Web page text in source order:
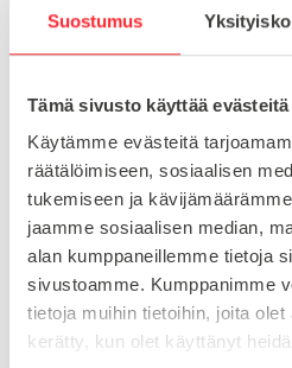
Suostumus
Tämä sivusto käyttää evästeitä
Käytämme evästeitä
räätälöimiseen, sosiaalisen
tukemiseen ja
jaamme sosiaalisen median,
alan kumppaneillemme tietoja
sivustoamme. Kumppanimme
tietoja muihin tietoihin, joita
kerätty, kun olet käyttänyt
Toimituskulut 25€ kun lähetyksen
Tuotenumero098KM16100E
Osasto
Konejalat
MATERIAALI
MYYNTIERÄ
1